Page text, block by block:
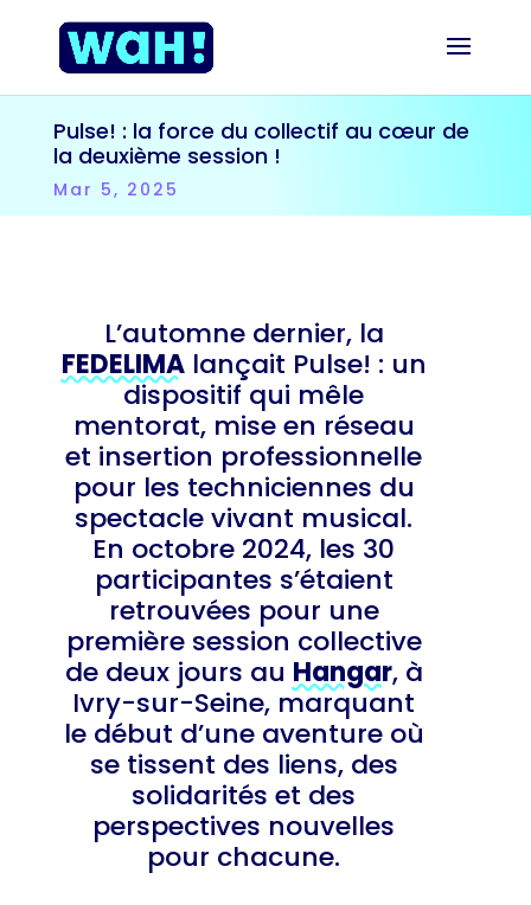
Pulse! : la force du collectif au cœur de
la deuxième session !
Mar 5, 2025
L’automne dernier, la
FEDELIMAlançait Pulse! : un
dispositif qui mêle
mentorat, mise en réseau
et insertion professionnelle
pour les techniciennes du
spectacle vivant musical.
En octobre 2024, les 30
participantes s’étaient
retrouvées pour une
première session collective
de deux jours au Hangar, à
Ivry-sur-Seine, marquant
le début d’une aventure où
se tissent des liens, des
solidarités et des
perspectives nouvelles
pour chacune.